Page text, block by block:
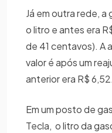
Já em outra rede, a
o litro e antes era
de 41 centavos). A
valor é após um
anterior era R$ 6,52.
Em um posto de
Tecla, o litro da